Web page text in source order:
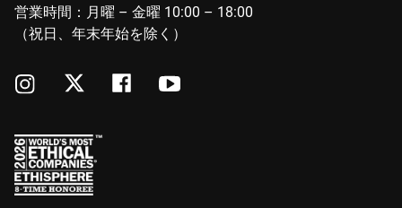
営業時間：月曜 – 金曜 10:00 – 18:00
（祝日、年末年始を除く）